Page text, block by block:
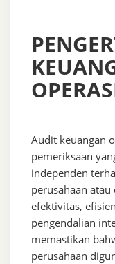
Audit keuangan
pemeriksaan
independen
perusahaan
efektivitas,
pengendalian
memastikan
perusahaan